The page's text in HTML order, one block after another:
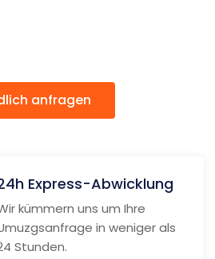
anfragen
Express-Abwicklung
kümmern uns um Ihre
in weniger als
Stunden.